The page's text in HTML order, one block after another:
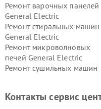
Ремонт варочных панелей
General Electric
Ремонт стиральных машин
General Electric
Ремонт микроволновых
печей General Electric
Ремонт сушильных машин
Electric
Контакты сервис